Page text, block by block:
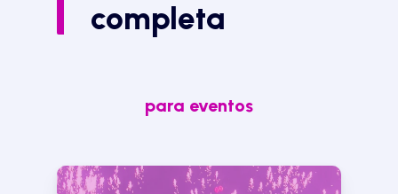
completa
para eventos